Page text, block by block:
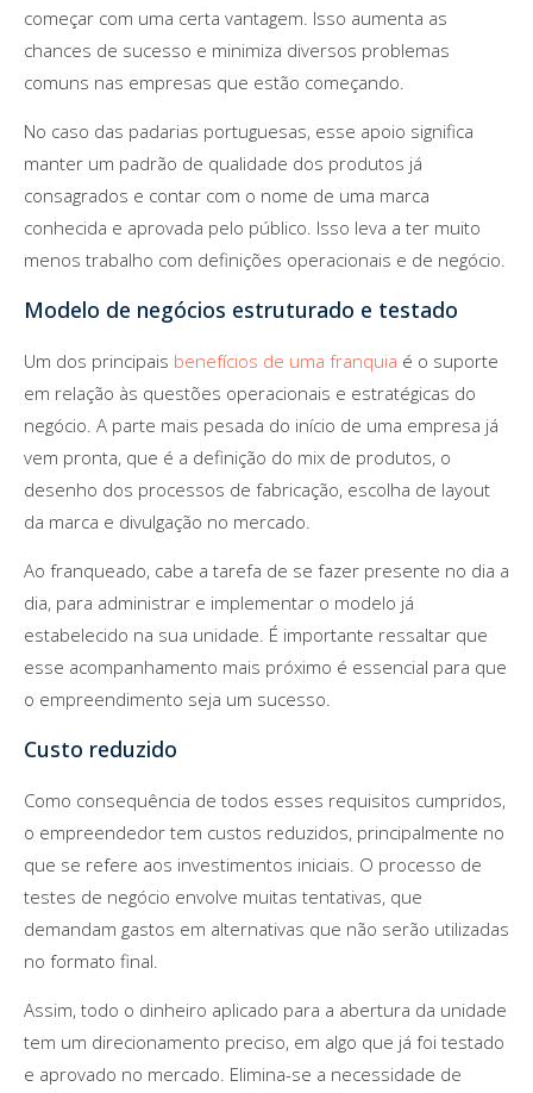
começar com uma certa vantagem. Isso aumenta as
chances de sucesso e minimiza diversos problemas
comuns nas empresas que estão começando.
No caso das padarias portuguesas, esse apoio significa
manter um padrão de qualidade dos produtos já
consagrados e contar com o nome de uma marca
conhecida e aprovada pelo público. Isso leva a ter muito
menos trabalho com definições operacionais e de negócio.
Modelo de negócios estruturado e testado
Um dos principais benefícios de uma franquia é o suporte
em relação às questões operacionais e estratégicas do
negócio. A parte mais pesada do início de uma empresa já
vem pronta, que é a definição do mix de produtos, o
desenho dos processos de fabricação, escolha de layout
da marca e divulgação no mercado.
Ao franqueado, cabe a tarefa de se fazer presente no dia a
dia, para administrar e implementar o modelo já
estabelecido na sua unidade. É importante ressaltar que
esse acompanhamento mais próximo é essencial para que
o empreendimento seja um sucesso.
Custo reduzido
Como consequência de todos esses requisitos cumpridos,
o empreendedor tem custos reduzidos, principalmente no
que se refere aos investimentos iniciais. O processo de
testes de negócio envolve muitas tentativas, que
demandam gastos em alternativas que não serão utilizadas
no formato final.
Assim, todo o dinheiro aplicado para a abertura da unidade
tem um direcionamento preciso, em algo que já foi testado
e aprovado no mercado. Elimina-se a necessidade de